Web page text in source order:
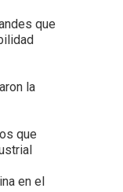
que
la
que
en el